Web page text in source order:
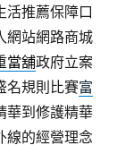
活推薦保障口
網站網路商城
當舖政府立案
名規則比賽富
華到修護精華
線的經營理念